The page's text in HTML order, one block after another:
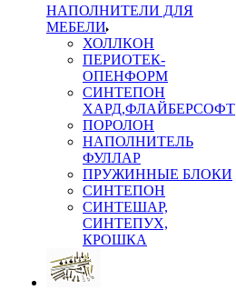
НАПОЛНИТЕЛИ ДЛЯ
МЕБЕЛИ
ХОЛЛКОН
ПЕРИОТЕК-
ОПЕНФОРМ
СИНТЕПОН
ХАРД,ФЛАЙБЕРСОФТ
ПОРОЛОН
НАПОЛНИТЕЛЬ
ФУЛЛАР
ПРУЖИННЫЕ БЛОКИ
СИНТЕПОН
СИНТЕШАР,
СИНТЕПУХ,
КРОШКА